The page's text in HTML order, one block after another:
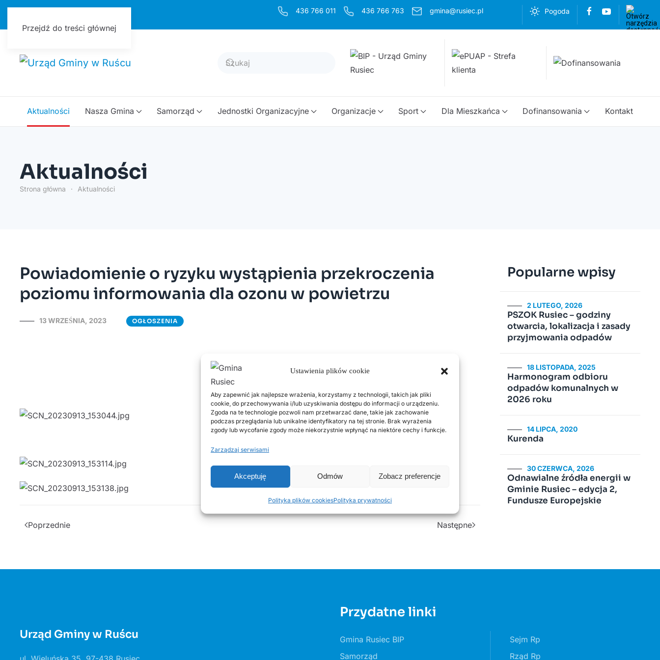
Ustawienia plików cookie
Aby zapewnić jak najlepsze wrażenia, korzystamy z technologii, takich jak pliki
cookie, do przechowywania i/lub uzyskiwania dostępu do informacji o urządzeniu.
Zgoda na te technologie pozwoli nam przetwarzać dane, takie jak zachowanie
podczas przeglądania lub unikalne identyfikatory na tej stronie. Brak wyrażenia
zgody lub wycofanie zgody może niekorzystnie wpłynąć na niektóre cechy i funkcje.
Zarządzaj serwisami
Akceptuję Odmów Zobacz preferencje
Polityka plików cookiesPolityka prywatności
Przejdź do treści głównej
436 766 011 436 766 763 gmina@rusiec.pl Pogoda
Aktualności Nasza Gmina Samorząd Jednostki Organizacyjne Organizacje Sport Dla Mieszkańca Dofinansowania Kontakt
Aktualności
Strona główna Aktualności
Powiadomienie o ryzyku wystąpienia przekroczenia
poziomu informowania dla ozonu w powietrzu
13 WRZEŚNIA, 2023 OGŁOSZENIA
Poprzednie Następne
Popularne wpisy
2 LUTEGO, 2026
PSZOK Rusiec – godziny
otwarcia, lokalizacja i zasady
przyjmowania odpadów
18 LISTOPADA, 2025
Harmonogram odbioru
odpadów komunalnych w
2026 roku
14 LIPCA, 2020
Kurenda
30 CZERWCA, 2026
Odnawialne źródła energii w
Gminie Rusiec – edycja 2,
Fundusze Europejskie
Urząd Gminy w Ruścu
Przydatne linki
Gmina Rusiec BIP
Samorząd
Sejm Rp
Rząd Rp